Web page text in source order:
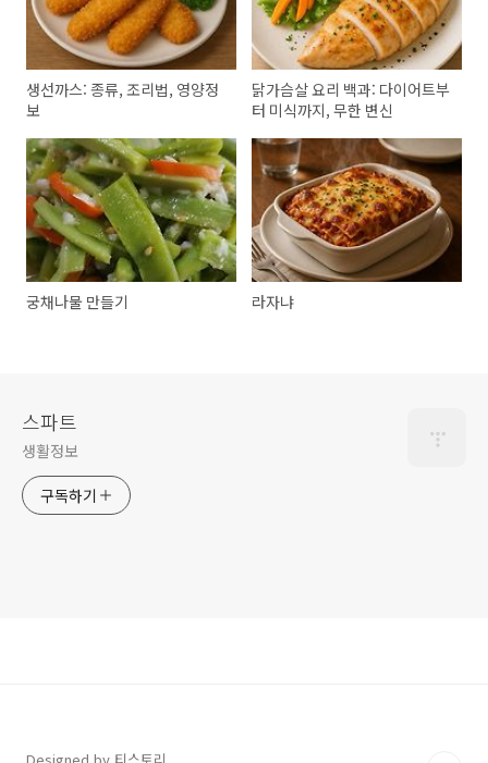
생선까스: 종류, 조리법, 영양정
보
닭가슴살 요리 백과: 다이어트부
터 미식까지, 무한 변신
궁채나물 만들기 라자냐
스파트
생활정보
구독하기